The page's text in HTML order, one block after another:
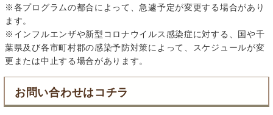
※各プログラムの都合によって、急遽予定が変更する場合があり
ます。
※インフルエンザや新型コロナウイルス感染症に対する、国や千
葉県及び各市町村郡の感染予防対策によって、スケジュールが変
更または中止する場合があります。
お問い合わせはコチラ